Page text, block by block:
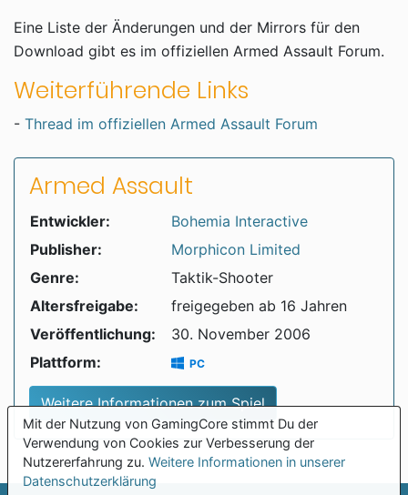
Mit der Nutzung von GamingCore stimmt Du der
Verwendung von Cookies zur Verbesserung der
Nutzererfahrung zu. Weitere Informationen in unserer
Datenschutzerklärung
Eine Liste der Änderungen und der Mirrors für den
Download gibt es im offiziellen Armed Assault Forum.
Weiterführende Links
- Thread im offiziellen Armed Assault Forum
Armed Assault
Entwickler:
Bohemia Interactive
Publisher:
Morphicon Limited
Genre:
Taktik-Shooter
Altersfreigabe:
freigegeben ab 16 Jahren
Veröffentlichung:
30. November 2006
Plattform:
PC
Weitere Informationen zum Spiel